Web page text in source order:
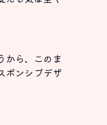
から、このま
ポンシブデザ